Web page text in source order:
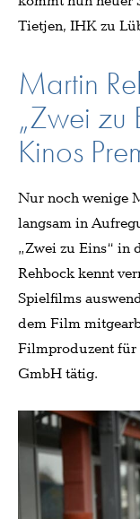
Tietjen, IHK zu
Martin
„Zwei zu
Kinos
Nur noch wenige
langsam in
„Zwei zu Eins“ in
Rehbockkennt
Spielfilms
dem Film
Filmproduzent
GmbH tätig.